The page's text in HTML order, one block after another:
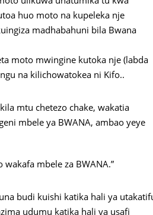
huo moto na kupeleka nje
madhabahuni bila Bwana
moto mwingine kutoka nje (labda
na kilichowatokea ni Kifo..
mtu chetezo chake, wakatia
mbele ya BWANA, ambao yeye
mbele za BWANA.”
budi kuishi katika hali ya
udumu katika hali ya usafi